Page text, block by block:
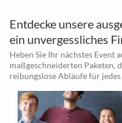
Entdecke unsere
ein unvergessliches
Heben Sie Ihr nächstes Event
maßgeschneiderten Paketen,
reibungslose Abläufe für